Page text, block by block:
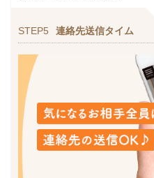
STEP5 連絡先送信タイム